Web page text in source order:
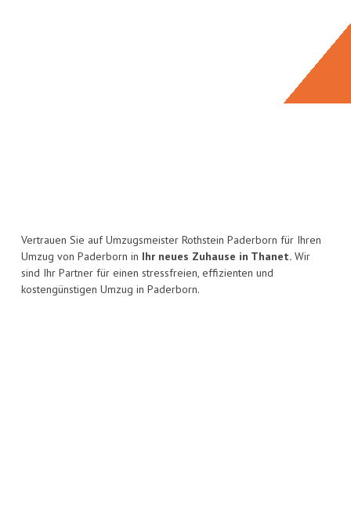
Vertrauen Sie auf Umzugsmeister Rothstein Paderborn für Ihren
Umzug von Paderborn in Ihr neues Zuhause in Thanet. Wir
sind Ihr Partner für einen stressfreien, effizienten und
kostengünstigen Umzug in Paderborn.